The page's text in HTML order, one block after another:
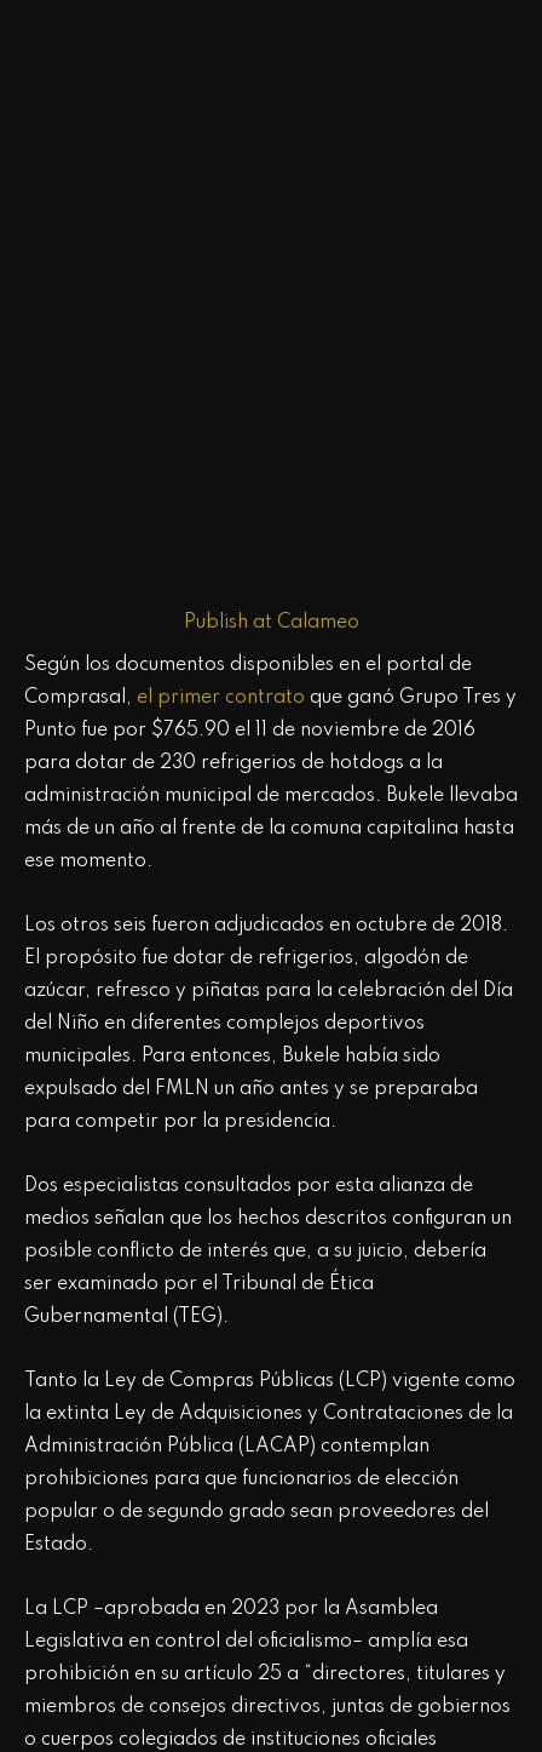
Publish at Calameo
Según los documentos disponibles en el portal de
Comprasal, el primer contrato que ganó Grupo Tres y
Punto fue por $765.90 el 11 de noviembre de 2016
para dotar de 230 refrigerios de hotdogs a la
administración municipal de mercados. Bukele llevaba
más de un año al frente de la comuna capitalina hasta
ese momento.
Los otros seis fueron adjudicados en octubre de 2018.
El propósito fue dotar de refrigerios, algodón de
azúcar, refresco y piñatas para la celebración del Día
del Niño en diferentes complejos deportivos
municipales. Para entonces, Bukele había sido
expulsado del FMLN un año antes y se preparaba
para competir por la presidencia.
Dos especialistas consultados por esta alianza de
medios señalan que los hechos descritos configuran un
posible conflicto de interés que, a su juicio, debería
ser examinado por el Tribunal de Ética
Gubernamental (TEG).
Tanto la Ley de Compras Públicas (LCP) vigente como
la extinta Ley de Adquisiciones y Contrataciones de la
Administración Pública (LACAP) contemplan
prohibiciones para que funcionarios de elección
popular o de segundo grado sean proveedores del
Estado.
La LCP –aprobada en 2023 por la Asamblea
Legislativa en control del oficialismo– amplía esa
prohibición en su artículo 25 a “directores, titulares y
miembros de consejos directivos, juntas de gobiernos
o cuerpos colegiados de instituciones oficiales